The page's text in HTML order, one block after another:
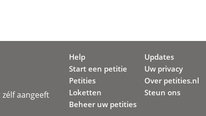
aangeeft
Help
Start een petitie
Petities
Loketten
Beheer uw petities
Updates
Uw privacy
Over petities.nl
Steun ons